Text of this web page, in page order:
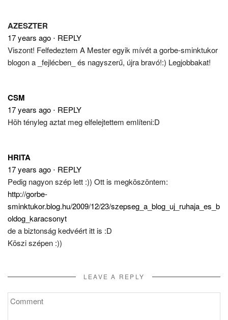
AZESZTER
17 years ago ⋅ REPLY
Viszont! Felfedeztem A Mester egyik mívét a gorbe-sminktukor
blogon a _fejlécben_ és nagyszerű, újra bravó!:) Legjobbakat!
CSM
17 years ago ⋅ REPLY
Höh tényleg aztat meg elfelejtettem említeni:D
HRITA
17 years ago ⋅ REPLY
Pedig nagyon szép lett :)) Ott is megköszöntem:
http://gorbe-
sminktukor.blog.hu/2009/12/23/szepseg_a_blog_uj_ruhaja_es_b
oldog_karacsonyt
de a biztonság kedvéért itt is :D
Köszi szépen :))
LEAVE A REPLY